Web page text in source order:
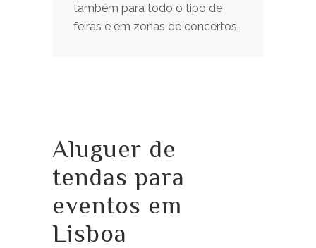
também para todo o tipo de
feiras e em zonas de concertos.
Aluguer de
tendas para
eventos em
Lisboa